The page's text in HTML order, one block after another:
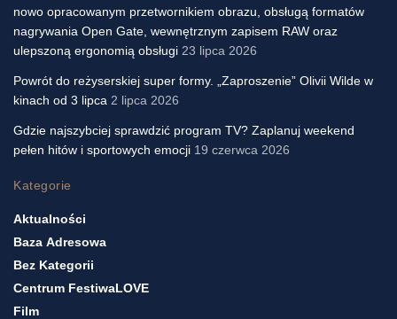
nowo opracowanym przetwornikiem obrazu, obsługą formatów
nagrywania Open Gate, wewnętrznym zapisem RAW oraz
ulepszoną ergonomią obsługi 23 lipca 2026
Powrót do reżyserskiej super formy. „Zaproszenie” Olivii Wilde w
kinach od 3 lipca 2 lipca 2026
Gdzie najszybciej sprawdzić program TV? Zaplanuj weekend
pełen hitów i sportowych emocji 19 czerwca 2026
Kategorie
Aktualności
Baza Adresowa
Bez Kategorii
Centrum FestiwaLOVE
Film